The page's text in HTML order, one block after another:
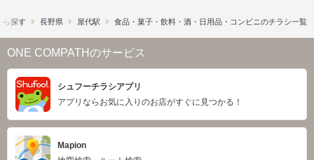
ら探す 長野県 屋代駅 食品・菓子・飲料・酒・日用品・コンビニのチラシ一覧
ONE COMPATHのサービス
シュフーチラシアプリ
アプリならお気に入りのお店がすぐに見つかる！
Mapion